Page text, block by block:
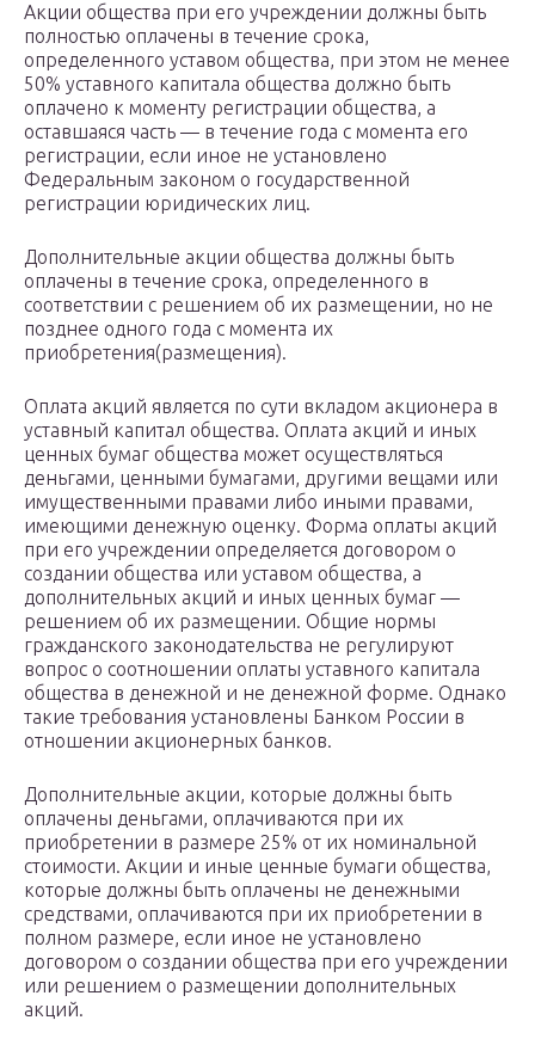
Акции общества при его учреждении должны быть
полностью оплачены в течение срока,
определенного уставом общества, при этом не менее
50% уставного капитала общества должно быть
оплачено к моменту регистрации общества, а
оставшаяся часть — в течение года с момента его
регистрации, если иное не установлено
Федеральным законом о государственной
регистрации юридических лиц.
Дополнительные акции общества должны быть
оплачены в течение срока, определенного в
соответствии с решением об их размещении, но не
позднее одного года с момента их
приобретения(размещения).
Оплата акций является по сути вкладом акционера в
уставный капитал общества. Оплата акций и иных
ценных бумаг общества может осуществляться
деньгами, ценными бумагами, другими вещами или
имущественными правами либо иными правами,
имеющими денежную оценку. Форма оплаты акций
при его учреждении определяется договором о
создании общества или уставом общества, а
дополнительных акций и иных ценных бумаг —
решением об их размещении. Общие нормы
гражданского законодательства не регулируют
вопрос о соотношении оплаты уставного капитала
общества в денежной и не денежной форме. Однако
такие требования установлены Банком России в
отношении акционерных банков.
Дополнительные акции, которые должны быть
оплачены деньгами, оплачиваются при их
приобретении в размере 25% от их номинальной
стоимости. Акции и иные ценные бумаги общества,
которые должны быть оплачены не денежными
средствами, оплачиваются при их приобретении в
полном размере, если иное не установлено
договором о создании общества при его учреждении
или решением о размещении дополнительных
акций.